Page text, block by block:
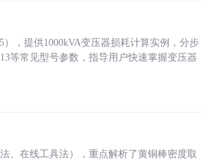
，提供1000kVA变压器损耗计算实例，分步
等常见型号参数，指导用户快速掌握变压器
、在线工具法），重点解析了黄铜棒密度取